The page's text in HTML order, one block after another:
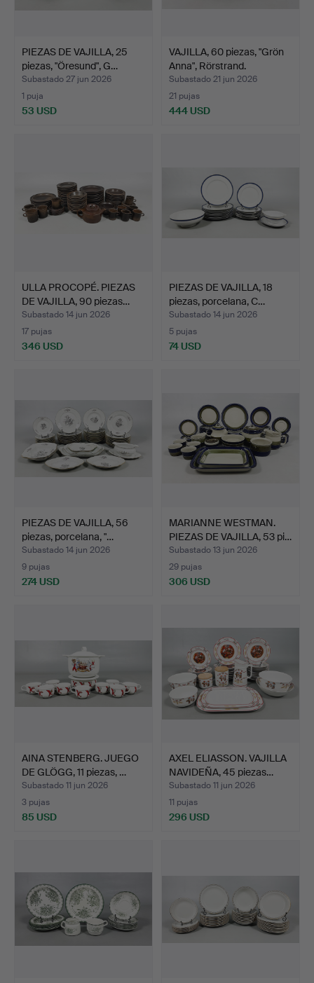
PIEZAS DE VAJILLA, 25
piezas, "Öresund", G…
Subastado 27 jun 2026
1 puja
53 USD
VAJILLA, 60 piezas, "Grön
Anna", Rörstrand.
Subastado 21 jun 2026
21 pujas
444 USD
ULLA PROCOPÉ. PIEZAS
DE VAJILLA, 90 piezas…
Subastado 14 jun 2026
17 pujas
346 USD
PIEZAS DE VAJILLA, 18
piezas, porcelana, C…
Subastado 14 jun 2026
5 pujas
74 USD
PIEZAS DE VAJILLA, 56
piezas, porcelana, "…
Subastado 14 jun 2026
9 pujas
274 USD
MARIANNE WESTMAN.
PIEZAS DE VAJILLA, 53 pi…
Subastado 13 jun 2026
29 pujas
306 USD
AINA STENBERG. JUEGO
DE GLÖGG, 11 piezas, …
Subastado 11 jun 2026
3 pujas
85 USD
AXEL ELIASSON. VAJILLA
NAVIDEÑA, 45 piezas…
Subastado 11 jun 2026
11 pujas
296 USD